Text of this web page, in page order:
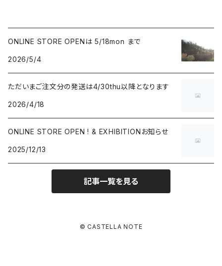
ONLINE STORE OPENは 5/18mon まで
2026/5/4
ただいまご注文分の発送は4/30thu以降となります
2026/4/18
ONLINE STORE OPEN ! & EXHIBITIONお知らせ
2025/12/13
記事一覧を見る
© CASTELLA NOTE